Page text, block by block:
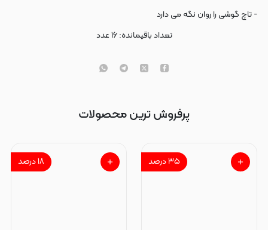
- تاچ گوشی را روان نگه می دارد
تعداد باقیمانده: ۱۶عدد
پرفروش ترین محصولات
۳۵درصد ۱۸درصد